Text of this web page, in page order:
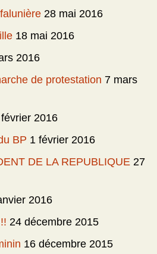
28 mai 2016
18 mai 2016
2016
de protestation 7 mars
2016
BP 1 février 2016
DE LA REPUBLIQUE 27
2016
24 décembre 2015
16 décembre 2015